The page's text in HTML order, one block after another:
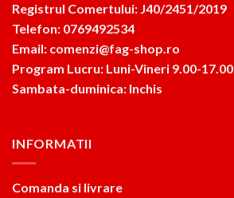
Registrul Comertului: J40/2451/2019
Telefon: 0769492534
Email: comenzi@fag-shop.ro
Program Lucru: Luni-Vineri 9.00-17.00
Sambata-duminica: Inchis
INFORMATII
Comanda si livrare